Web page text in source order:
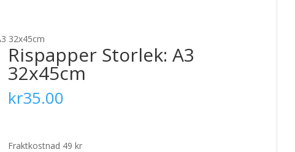
32x45cm
Rispapper Storlek: A3
32x45cm
kr35.00
Fraktkostnad 49 kr